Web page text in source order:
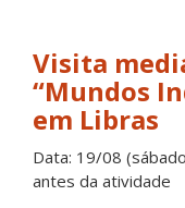
Visita
“Mundos
em Libras
Data: 19/08
antes da atividade